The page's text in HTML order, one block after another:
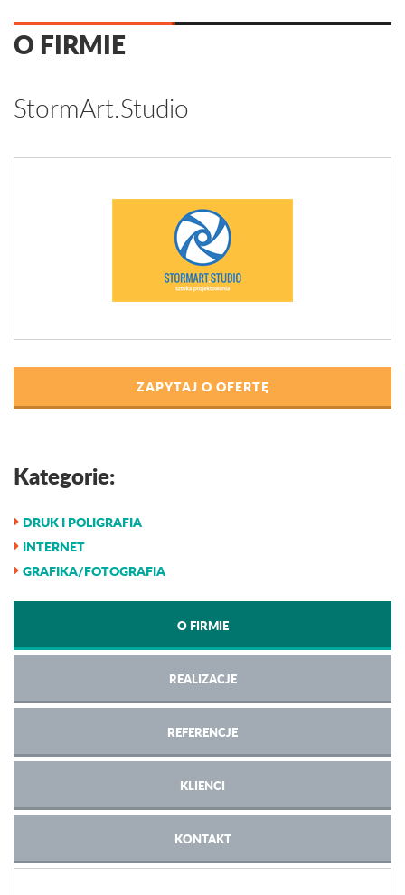
O FIRMIE
StormArt.Studio
ZAPYTAJ O OFERTĘ
Kategorie:
DRUK I POLIGRAFIA
INTERNET
GRAFIKA/FOTOGRAFIA
O FIRMIE
REALIZACJE
REFERENCJE
KLIENCI
KONTAKT